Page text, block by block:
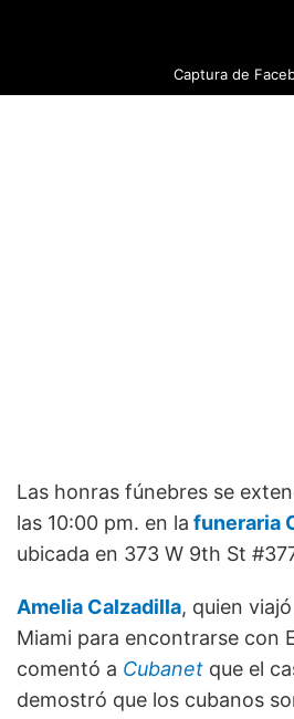
Captura de
Las honras fúnebres se
las 10:00 pm. en la funeraria
ubicada en 373 W 9th St
Amelia Calzadilla, quien
Miami para encontrarse con
comentó a Cubanet que el
demostró que los cubanos